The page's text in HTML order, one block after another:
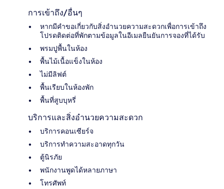
การเข้าถึง/อื่นๆ
หากมีคำขอเกี่ยวกับสิ่งอำนวยความสะดวกเพื่อการเข้าถึง
โปรดติดต่อที่พักตามข้อมูลในอีเมลยืนยันการจองที่ได้รับ
พรมปูพื้นในห้อง
พื้นไม้เนื้อแข็งในห้อง
ไม่มีลิฟต์
พื้นเรียบในห้องพัก
พื้นที่สูบบุหรี่
บริการและสิ่งอำนวยความสะดวก
บริการคอนเซียร์จ
บริการทำความสะอาดทุกวัน
ตู้นิรภัย
พนักงานพูดได้หลายภาษา
โทรศัพท์